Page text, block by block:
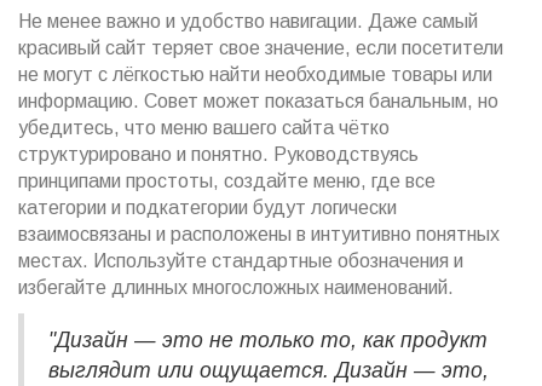
Не менее важно и удобство навигации. Даже самый
красивый сайт теряет свое значение, если посетители
не могут с лёгкостью найти необходимые товары или
информацию. Совет может показаться банальным, но
убедитесь, что меню вашего сайта чётко
структурировано и понятно. Руководствуясь
принципами простоты, создайте меню, где все
категории и подкатегории будут логически
взаимосвязаны и расположены в интуитивно понятных
местах. Используйте стандартные обозначения и
избегайте длинных многосложных наименований.
"Дизайн — это не только то, как продукт
выглядит или ощущается. Дизайн — это,